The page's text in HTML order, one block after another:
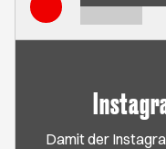
Damit der